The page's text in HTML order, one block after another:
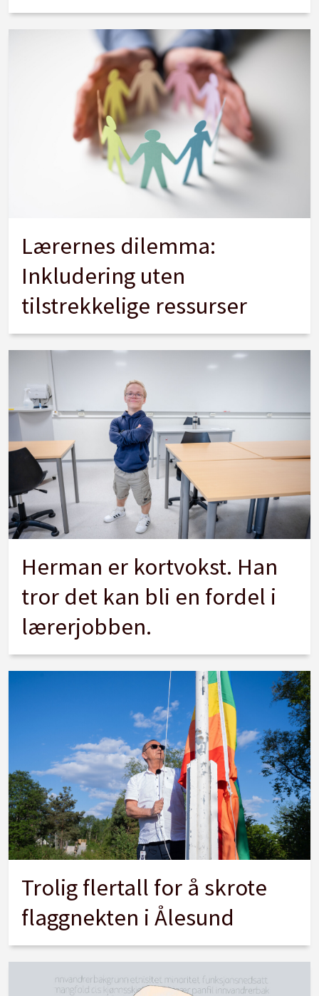
Lærernes dilemma:
Inkludering uten
tilstrekkelige ressurser
Herman er kortvokst. Han
tror det kan bli en fordel i
lærerjobben.
Trolig flertall for å skrote
flaggnekten i Ålesund